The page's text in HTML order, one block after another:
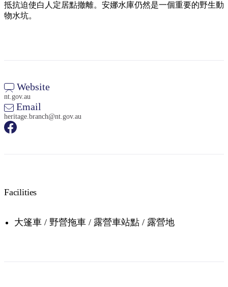
抵抗迫使白人定居點撤離。安娜水庫仍然是一個重要的野生動
物水坑。
Website
nt.gov.au
Email
heritage.branch@nt.gov.au
Facilities
大篷車 / 野營拖車 / 露營車站點 / 露營地